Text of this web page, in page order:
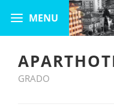
GRADO